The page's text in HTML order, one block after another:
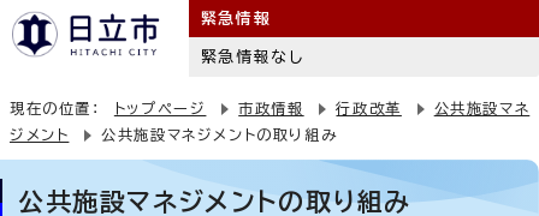
緊急情報
緊急情報なし
現在の位置： トップページ 市政情報 行政改革
公共施設マネ
ジメント
公共施設マネジメントの取り組み
公共施設マネジメントの取り組み